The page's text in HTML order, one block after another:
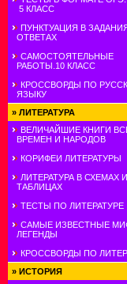
5 КЛАСС
ПУНКТУАЦИЯ В
ОТВЕТАХ
САМОСТОЯТЕЛЬНЫЕ
РАБОТЫ.10 КЛАСС
КРОССВОРДЫ ПО
ЯЗЫКУ
» ЛИТЕРАТУРА
ВЕЛИЧАЙШИЕ КНИГИ
ВРЕМЕН И НАРОДОВ
КОРИФЕИ ЛИТЕРАТУРЫ
ЛИТЕРАТУРА В СХЕМАХ И
ТАБЛИЦАХ
ТЕСТЫ ПО ЛИТЕРАТУРЕ
САМЫЕ ИЗВЕСТНЫЕ
ЛЕГЕНДЫ
КРОССВОРДЫ ПО
» ИСТОРИЯ